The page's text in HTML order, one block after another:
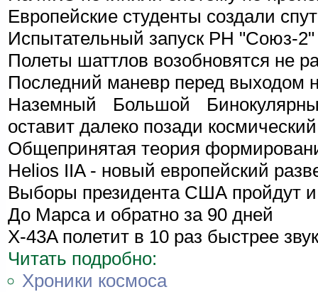
Европейские студенты создали
Испытательный запуск РН "Союз-
Полеты шаттлов возобновятся не
Последний маневр перед выходом
Наземный Большой
оставит далеко позади
Общепринятая теория
Helios IIA - новый европейский
Выборы президента США пройдут и
До Марса и обратно за 90 дней
X-43A полетит в 10 раз быстрее
Читать подробно:
Хроники космоса